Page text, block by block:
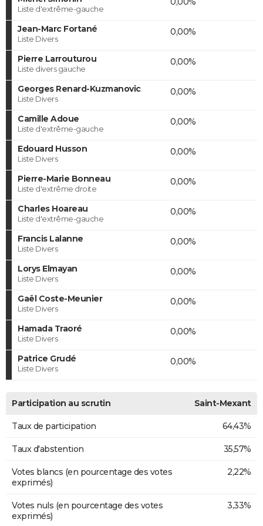
Liste d'extrême-gauche
Jean-Marc Fortané
Liste Divers
0,00%
Pierre Larrouturou
Liste divers gauche
0,00%
Georges Renard-Kuzmanovic
Liste Divers
0,00%
Camille Adoue
Liste d'extrême-gauche
0,00%
Edouard Husson
Liste Divers
0,00%
Pierre-Marie Bonneau
Liste d'extrême droite
0,00%
Charles Hoareau
Liste d'extrême-gauche
0,00%
Francis Lalanne
Liste Divers
0,00%
Lorys Elmayan
Liste Divers
0,00%
Gaël Coste-Meunier
Liste Divers
0,00%
Hamada Traoré
Liste Divers
0,00%
Patrice Grudé
Liste Divers
0,00%
Participation au scrutin Saint-Mexant
Taux de participation 64,43%
Taux d'abstention 35,57%
Votes blancs (en pourcentage des votes
exprimés)
2,22%
Votes nuls (en pourcentage des votes
exprimés)
3,33%